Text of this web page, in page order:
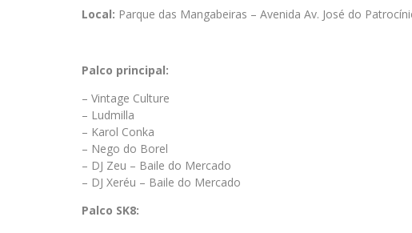
Local: Parque das Mangabeiras – Avenida Av. José do
Palco principal:
– Vintage Culture
– Ludmilla
– Karol Conka
– Nego do Borel
– DJ Zeu – Baile do Mercado
– DJ Xeréu – Baile do Mercado
Palco SK8: